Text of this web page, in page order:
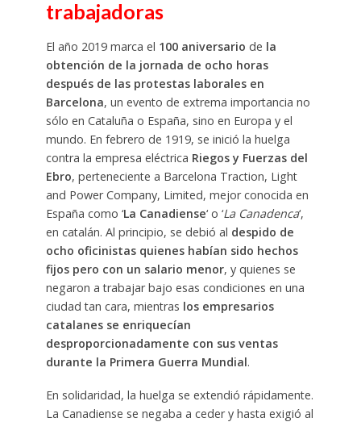
trabajadoras
El año 2019 marca el 100 aniversario de la
obtención de la jornada de ocho horas
después de las protestas laborales en
Barcelona, un evento de extrema importancia no
sólo en Cataluña o España, sino en Europa y el
mundo. En febrero de 1919, se inició la huelga
contra la empresa eléctrica Riegos y Fuerzas del
Ebro, perteneciente a Barcelona Traction, Light
and Power Company, Limited, mejor conocida en
España como ‘La Canadiense‘ o ‘La Canadenca‘,
en catalán. Al principio, se debió al despido de
ocho oficinistas quienes habían sido hechos
fijos pero con un salario menor, y quienes se
negaron a trabajar bajo esas condiciones en una
ciudad tan cara, mientras los empresarios
catalanes se enriquecían
desproporcionadamente con sus ventas
durante la Primera Guerra Mundial.
En solidaridad, la huelga se extendió rápidamente.
La Canadiense se negaba a ceder y hasta exigió al